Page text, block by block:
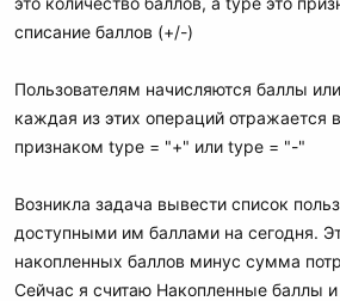
списание баллов (+/-)
Пользователям начисляются баллы
каждая из этих операций отражается
признаком type = "+" или type = "-"
Возникла задача вывести список
доступными им баллами на сегодня.
накопленных баллов минус сумма
Сейчас я считаю Накопленные баллы